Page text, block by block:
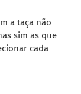
a taça não
sim as que
cada